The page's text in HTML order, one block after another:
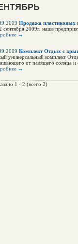
Продажа пластиковых
сентября 2009г. наше
→
Комплект Отдых с
универсальный комплект
от палящего солнца и
→
1 - 2 (всего 2)